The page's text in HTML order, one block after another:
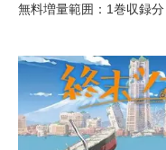
無料増量範囲：1巻収録分